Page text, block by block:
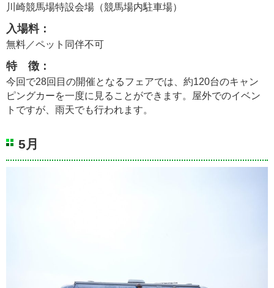
川崎競馬場特設会場（競馬場内駐車場）
入場料：
無料／ペット同伴不可
特 徴：
今回で28回目の開催となるフェアでは、約120台のキャン
ピングカーを一度に見ることができます。屋外でのイベン
トですが、雨天でも行われます。
5月